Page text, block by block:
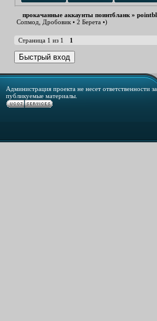
прокачанные аккаунты поинтбланк »
Сопмод, Дробовик • 2 Берета •)
Страница 1 из 1 1
Администрация проекта не несет ответственности за
публикуемые материалы.